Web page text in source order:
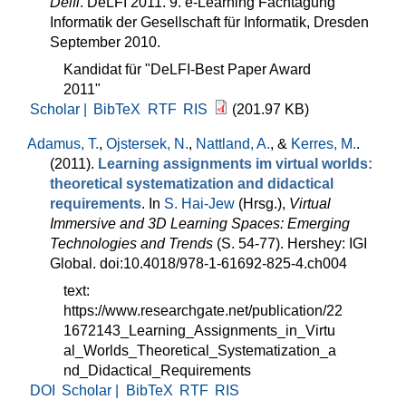
Informatik der Gesellschaft für Informatik, Dresden
September 2010.
Kandidat für "DeLFI-Best Paper Award
2011"
Scholar |
BibTeX RTF RIS (201.97 KB)
Adamus, T., Ojstersek, N., Nattland, A., & Kerres, M..
(2011). Learning assignments im virtual worlds:
theoretical systematization and didactical
requirements. In S. Hai-Jew (Hrsg.), Virtual
Immersive and 3D Learning Spaces: Emerging
Technologies and Trends (S. 54-77). Hershey: IGI
Global. doi:10.4018/978-1-61692-825-4.ch004
text:
https://www.researchgate.net/publication/22
1672143_Learning_Assignments_in_Virtu
al_Worlds_Theoretical_Systematization_a
nd_Didactical_Requirements
DOI
Scholar | BibTeX RTF RIS